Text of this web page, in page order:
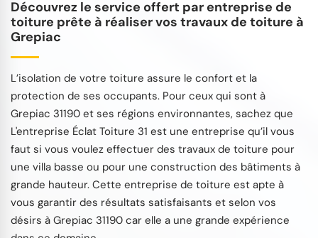
Découvrez le service offert par entreprise de
toiture prête à réaliser vos travaux de toiture à
Grepiac
L’isolation de votre toiture assure le confort et la
protection de ses occupants. Pour ceux qui sont à
Grepiac 31190 et ses régions environnantes, sachez que
L'entreprise Éclat Toiture 31 est une entreprise qu’il vous
faut si vous voulez effectuer des travaux de toiture pour
une villa basse ou pour une construction des bâtiments à
grande hauteur. Cette entreprise de toiture est apte à
vous garantir des résultats satisfaisants et selon vos
désirs à Grepiac 31190 car elle a une grande expérience